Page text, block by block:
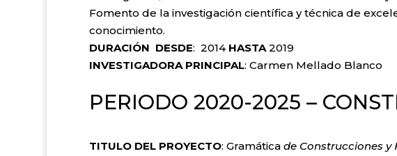
Fomento de la investigación científica y técnica de
conocimiento.
DURACIÓN DESDE: 2014 HASTA
INVESTIGADORA PRINCIPAL: Carmen Mellado
PERIODO 2020-2025 –
TITULO DEL PROYECTO: Gramáticade Construcciones y